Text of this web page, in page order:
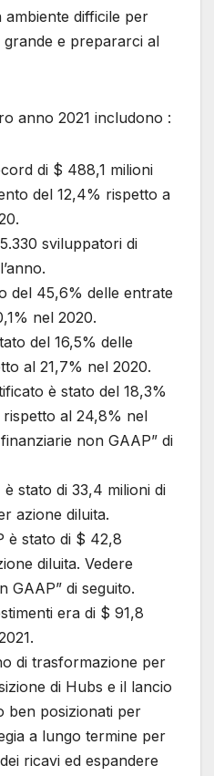
difficile per
grande e prepararci al
anno 2021 includono :
di $ 488,1 milioni
del 12,4% rispetto a
sviluppatori di
del 45,6% delle entrate
nel 2020.
del 16,5% delle
al 21,7% nel 2020.
è stato del 18,3%
al 24,8% nel
non GAAP” di
è stato di 33,4 milioni di
azione diluita.
è stato di $ 42,8
diluita. Vedere
GAAP” di seguito.
era di $ 91,8
di trasformazione per
di Hubs e il lancio
ben posizionati per
a lungo termine per
ricavi ed espandere